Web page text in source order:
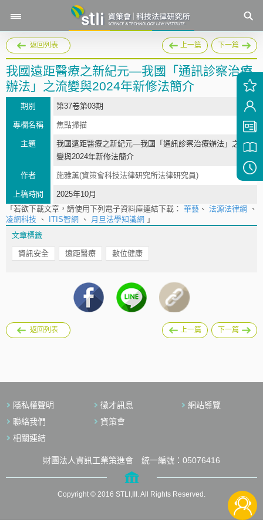
返回列表 上一篇 下一篇
我國遠距醫療之新紀元—我國「通訊診察治療
辦法」之流變與2024年新修法簡介
期別 第37卷第03期
專欄名稱 焦點掃描
主題
我國遠距醫療之新紀元—我國「通訊診察治療辦法」之流
變與2024年新修法簡介
作者 施雅薰(資策會科技法律研究所法律研究員)
上稿時間
2025年10月
「若欲下載文章，請使用下列電子資料庫連結下載： 華藝 、 法源法律網 、
凌網科技 、 ITIS智網 、 月旦法學知識網 」
文章標籤
資訊安全 遠距醫療 數位健康
返回列表 上一篇 下一篇
隱私權聲明 徵才訊息
網站導覽
聯絡我們
資策會
相關連結
財團法人資訊工業策進會 統一編號：05076416
Copyright © 2016 STLI,III. All Rights Reserved.